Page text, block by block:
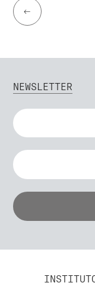
←
NEWSLETTER